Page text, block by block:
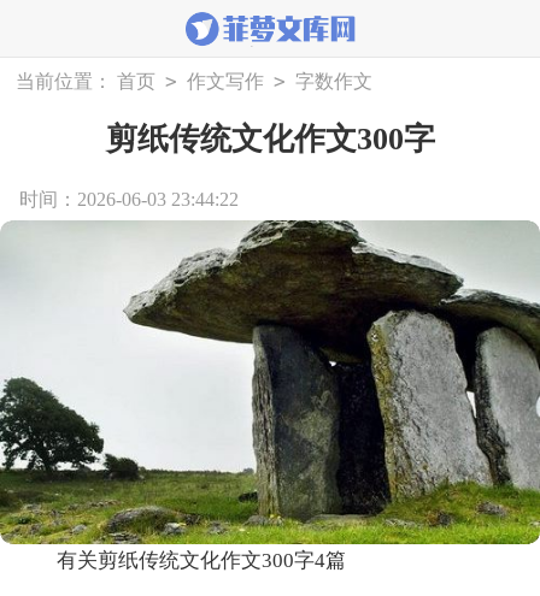
当前位置： 首页 > 作文写作 > 字数作文
剪纸传统文化作文300字
时间：2026-06-03 23:44:22
有关剪纸传统文化作文300字4篇